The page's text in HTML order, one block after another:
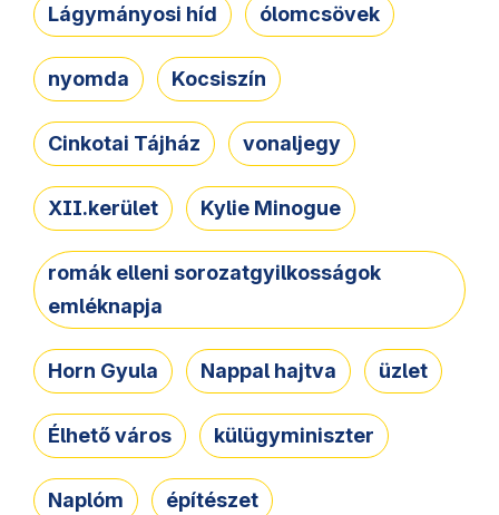
Lágymányosi híd ólomcsövek
nyomda Kocsiszín
Cinkotai Tájház vonaljegy
XII.kerület Kylie Minogue
romák elleni sorozatgyilkosságok
emléknapja
Horn Gyula Nappal hajtva üzlet
Élhető város külügyminiszter
Naplóm építészet